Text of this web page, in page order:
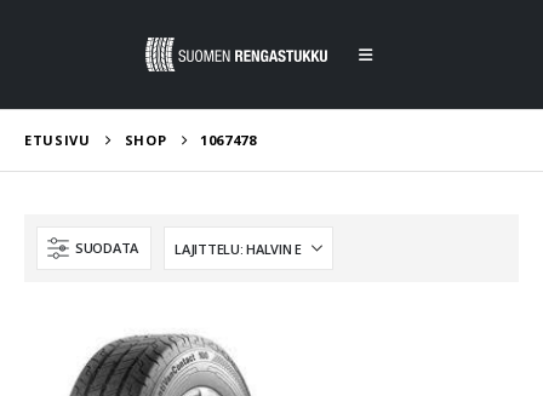
ETUSIVU SHOP 1067478
SUODATA